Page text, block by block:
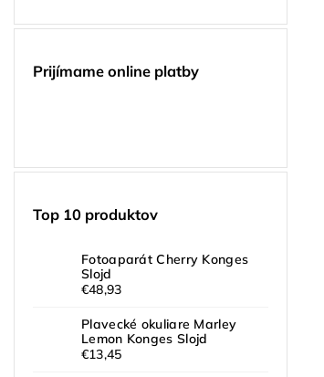
Prijímame online platby
Top 10 produktov
Fotoaparát Cherry Konges
Slojd
€48,93
Plavecké okuliare Marley
Lemon Konges Slojd
€13,45